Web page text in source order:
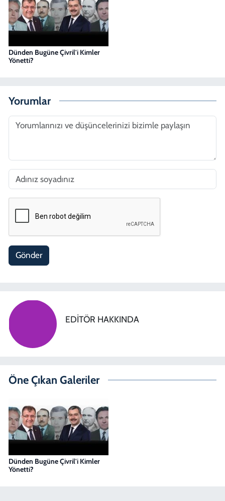
Dünden Bugüne Çivril'i Kimler
Yönetti?
Yorumlar
Gönder
EDITÖR HAKKINDA
Öne Çıkan Galeriler
Dünden Bugüne Çivril'i Kimler
Yönetti?